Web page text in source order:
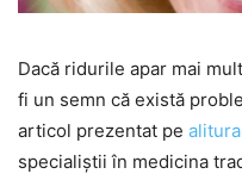
Dacă ridurile apar mai
fi un semn că există
articol prezentat pe
specialiștii în medicina